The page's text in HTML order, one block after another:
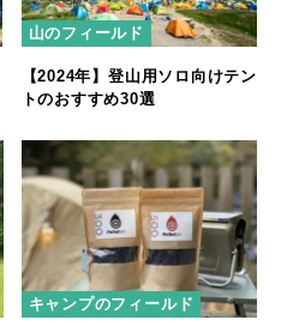
山のフィールド
【2024年】登山用ソロ向けテン
トのおすすめ30選
キャンプのフィールド